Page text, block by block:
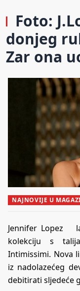
Foto:
donjeg
Zar ona
NAJNOVIJE U
Jennifer Lopez
kolekciju s
Intimissimi. Nova
iz nadolazećeg
debitirati sljedeće